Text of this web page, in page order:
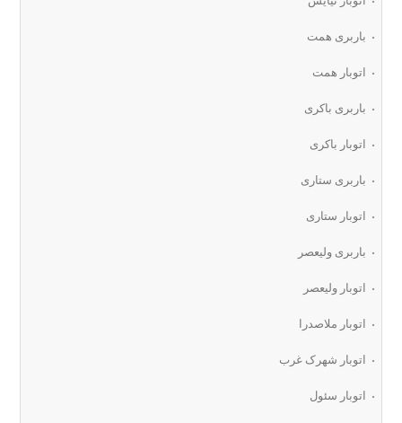
باربری همت
اتوبار همت
باربری باکری
اتوبار باکری
باربری ستاری
اتوبار ستاری
باربری ولیعصر
اتوبار ولیعصر
اتوبار ملاصدرا
اتوبار شهرک غرب
اتوبار سئول